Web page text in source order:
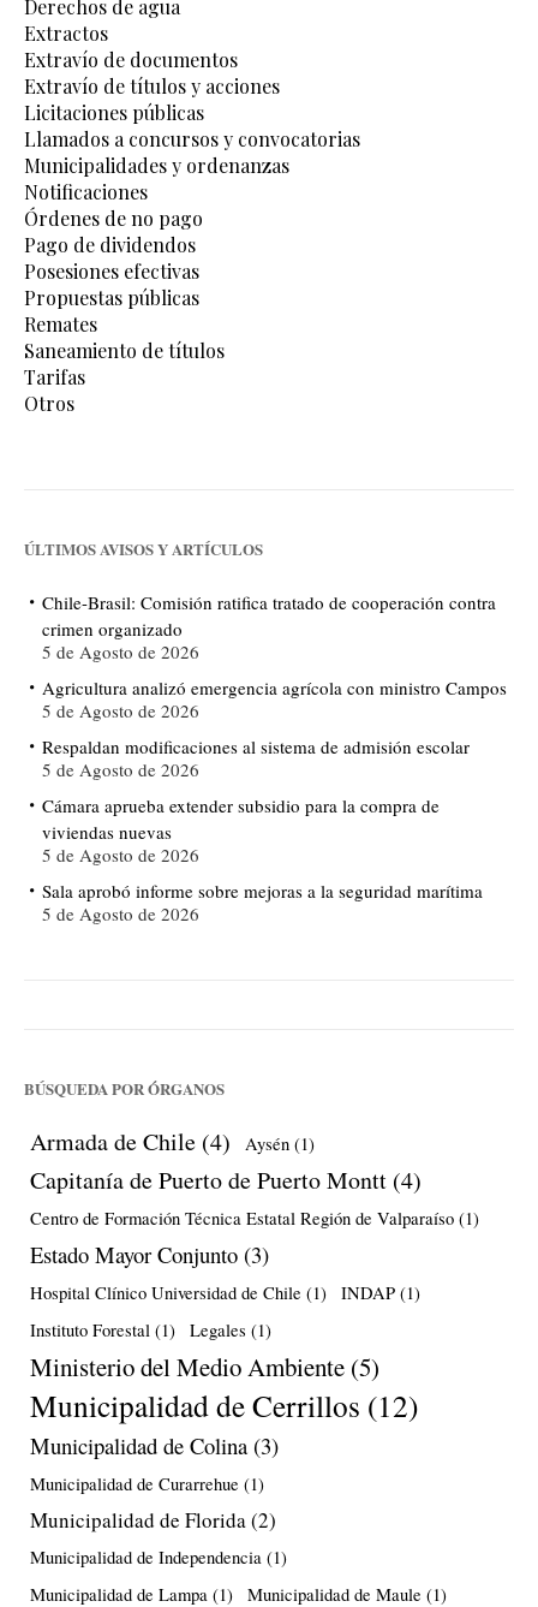
Derechos de agua
Extractos
Extravío de documentos
Extravío de títulos y acciones
Licitaciones públicas
Llamados a concursos y convocatorias
Municipalidades y ordenanzas
Notificaciones
Órdenes de no pago
Pago de dividendos
Posesiones efectivas
Propuestas públicas
Remates
Saneamiento de títulos
Tarifas
Otros
ÚLTIMOS AVISOS Y ARTÍCULOS
Chile-Brasil: Comisión ratifica tratado de cooperación contra
crimen organizado
5 de Agosto de 2026
Agricultura analizó emergencia agrícola con ministro Campos
5 de Agosto de 2026
Respaldan modificaciones al sistema de admisión escolar
5 de Agosto de 2026
Cámara aprueba extender subsidio para la compra de
viviendas nuevas
5 de Agosto de 2026
Sala aprobó informe sobre mejoras a la seguridad marítima
5 de Agosto de 2026
BÚSQUEDA POR ÓRGANOS
Armada de Chile (4) Aysén (1)
Capitanía de Puerto de Puerto Montt (4)
Centro de Formación Técnica Estatal Región de Valparaíso (1)
Estado Mayor Conjunto (3)
Hospital Clínico Universidad de Chile (1) INDAP (1)
Instituto Forestal (1) Legales (1)
Ministerio del Medio Ambiente (5)
Municipalidad de Cerrillos (12)
Municipalidad de Colina (3)
Municipalidad de Curarrehue (1)
Municipalidad de Florida(2)
Municipalidad de Independencia (1)
Municipalidad de Lampa (1) Municipalidad de Maule (1)